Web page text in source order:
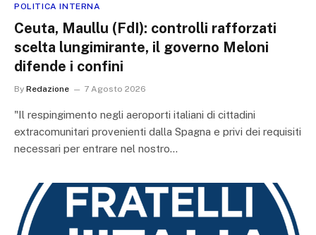
POLITICA INTERNA
Ceuta, Maullu (FdI): controlli rafforzati
scelta lungimirante, il governo Meloni
difende i confini
By Redazione 7 Agosto 2026
"Il respingimento negli aeroporti italiani di cittadini
extracomunitari provenienti dalla Spagna e privi dei requisiti
necessari per entrare nel nostro…